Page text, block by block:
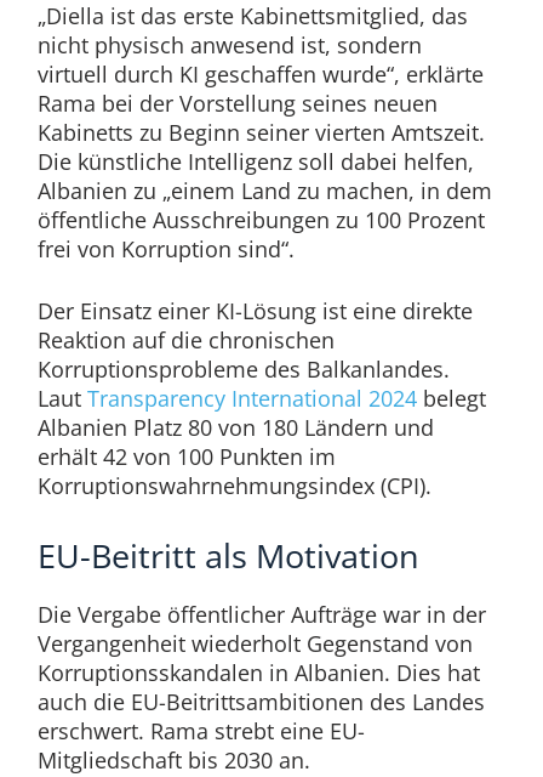
„Diella ist das erste Kabinettsmitglied, das
nicht physisch anwesend ist, sondern
virtuell durch KI geschaffen wurde“, erklärte
Rama bei der Vorstellung seines neuen
Kabinetts zu Beginn seiner vierten Amtszeit.
Die künstliche Intelligenz soll dabei helfen,
Albanien zu „einem Land zu machen, in dem
öffentliche Ausschreibungen zu 100 Prozent
frei von Korruption sind“.
Der Einsatz einer KI-Lösung ist eine direkte
Reaktion auf die chronischen
Korruptionsprobleme des Balkanlandes.
Laut Transparency International 2024 belegt
Albanien Platz 80 von 180 Ländern und
erhält 42 von 100 Punkten im
Korruptionswahrnehmungsindex (CPI).
EU-Beitritt als Motivation
Die Vergabe öffentlicher Aufträge war in der
Vergangenheit wiederholt Gegenstand von
Korruptionsskandalen in Albanien. Dies hat
auch die EU-Beitrittsambitionen des Landes
erschwert. Rama strebt eine EU-
Mitgliedschaft bis 2030 an.